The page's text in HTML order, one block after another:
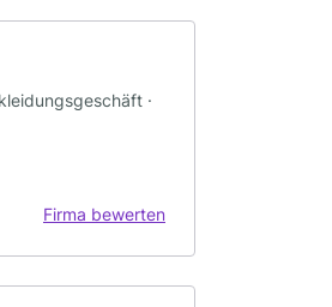
·
Firma bewerten